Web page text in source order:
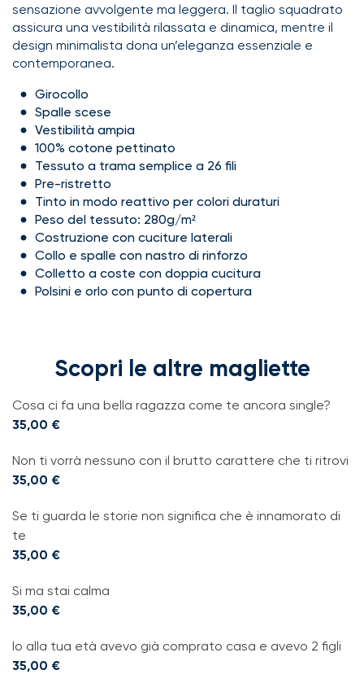
sensazione avvolgente ma leggera. Il taglio squadrato
assicura una vestibilità rilassata e dinamica, mentre il
design minimalista dona un’eleganza essenziale e
contemporanea.
Girocollo
Spalle scese
Vestibilità ampia
100% cotone pettinato
Tessuto a trama semplice a 26 fili
Pre-ristretto
Tinto in modo reattivo per colori duraturi
Peso del tessuto: 280g/m²
Costruzione con cuciture laterali
Collo e spalle con nastro di rinforzo
Colletto a coste con doppia cucitura
Polsini e orlo con punto di copertura
Scopri le altre magliette
Cosa ci fa una bella ragazza come te ancora single?
35,00 €
Non ti vorrà nessuno con il brutto carattere che ti ritrovi
35,00 €
Se ti guarda le storie non significa che è innamorato di
te
35,00 €
Si ma stai calma
35,00 €
Io alla tua età avevo già comprato casa e avevo 2 figli
35,00 €